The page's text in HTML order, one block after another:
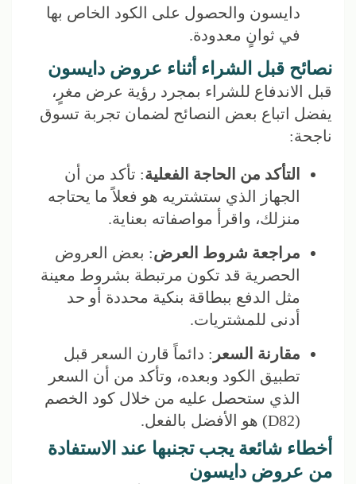
دايسون والحصول على الكود الخاص بها
في ثوانٍ معدودة.
نصائح قبل الشراء أثناء عروض دايسون
قبل الاندفاع للشراء بمجرد رؤية عرض مغرٍ،
يفضل اتباع بعض النصائح لضمان تجربة تسوق
ناجحة:
التأكد من الحاجة الفعلية: تأكد من أن
الجهاز الذي ستشتريه هو فعلاً ما يحتاجه
منزلك، واقرأ مواصفاته بعناية.
مراجعة شروط العرض: بعض العروض
الحصرية قد تكون مرتبطة بشروط معينة
مثل الدفع ببطاقة بنكية محددة أو حد
أدنى للمشتريات.
مقارنة السعر : دائماً قارن السعر قبل
تطبيق الكود وبعده، وتأكد من أن السعر
الذي ستحصل عليه من خلال كود الخصم
(D82) هو الأفضل بالفعل.
أخطاء شائعة يجب تجنبها عند الاستفادة
من عروض دايسون